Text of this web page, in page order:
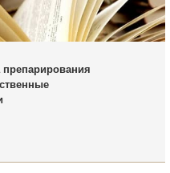
препарирования